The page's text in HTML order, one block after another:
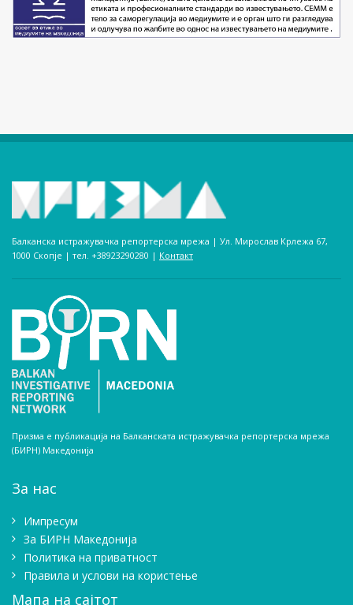
Балканска истражувачка репортерска мрежа | Ул. Мирослав Крлежа 67,
1000 Скопје | тел. +38923290280­ | Контакт
Призма е публикација на Балканската истражувачка репортерска мрежа
(БИРН) Македонија
За нас
Импресум
Зa БИРН Македонија
Политика на приватност
Правила и услови на користење
Мапа на сајтот